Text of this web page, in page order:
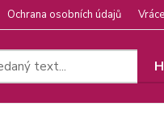
Ochrana osobních údajů